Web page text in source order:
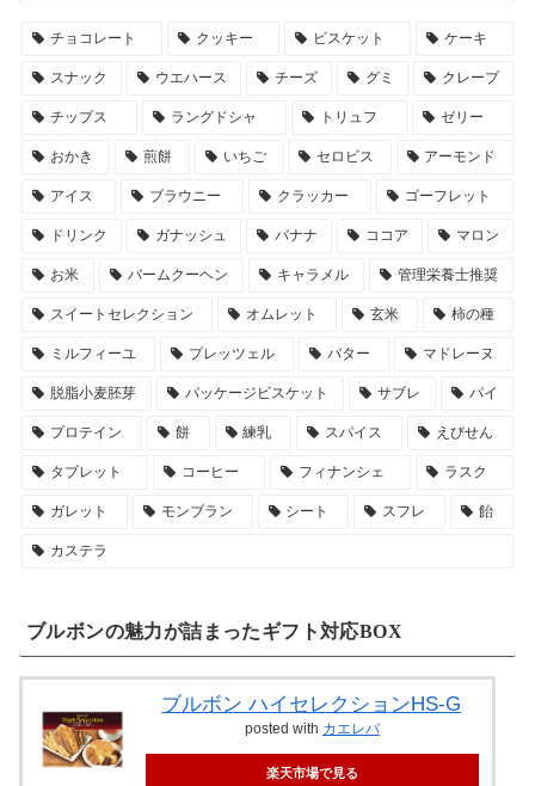
チョコレート クッキー ビスケット ケーキ
スナック ウエハース チーズ グミ クレープ
チップス ラングドシャ トリュフ ゼリー
おかき 煎餅 いちご セロビス アーモンド
アイス ブラウニー クラッカー ゴーフレット
ドリンク ガナッシュ バナナ ココア マロン
お米 バームクーヘン キャラメル 管理栄養士推奨
スイートセレクション オムレット 玄米 柿の種
ミルフィーユ プレッツェル バター マドレーヌ
脱脂小麦胚芽 パッケージビスケット サブレ パイ
プロテイン 餅 練乳 スパイス えびせん
タブレット コーヒー フィナンシェ ラスク
ガレット モンブラン シート スフレ 飴
カステラ
ブルボンの魅力が詰まったギフト対応BOX
ブルボン ハイセレクションHS-G
posted with カエレバ
楽天市場で見る